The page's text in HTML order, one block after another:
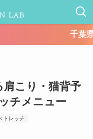
千葉県キャッ
こり・猫背予
チメニュー
トレッチ